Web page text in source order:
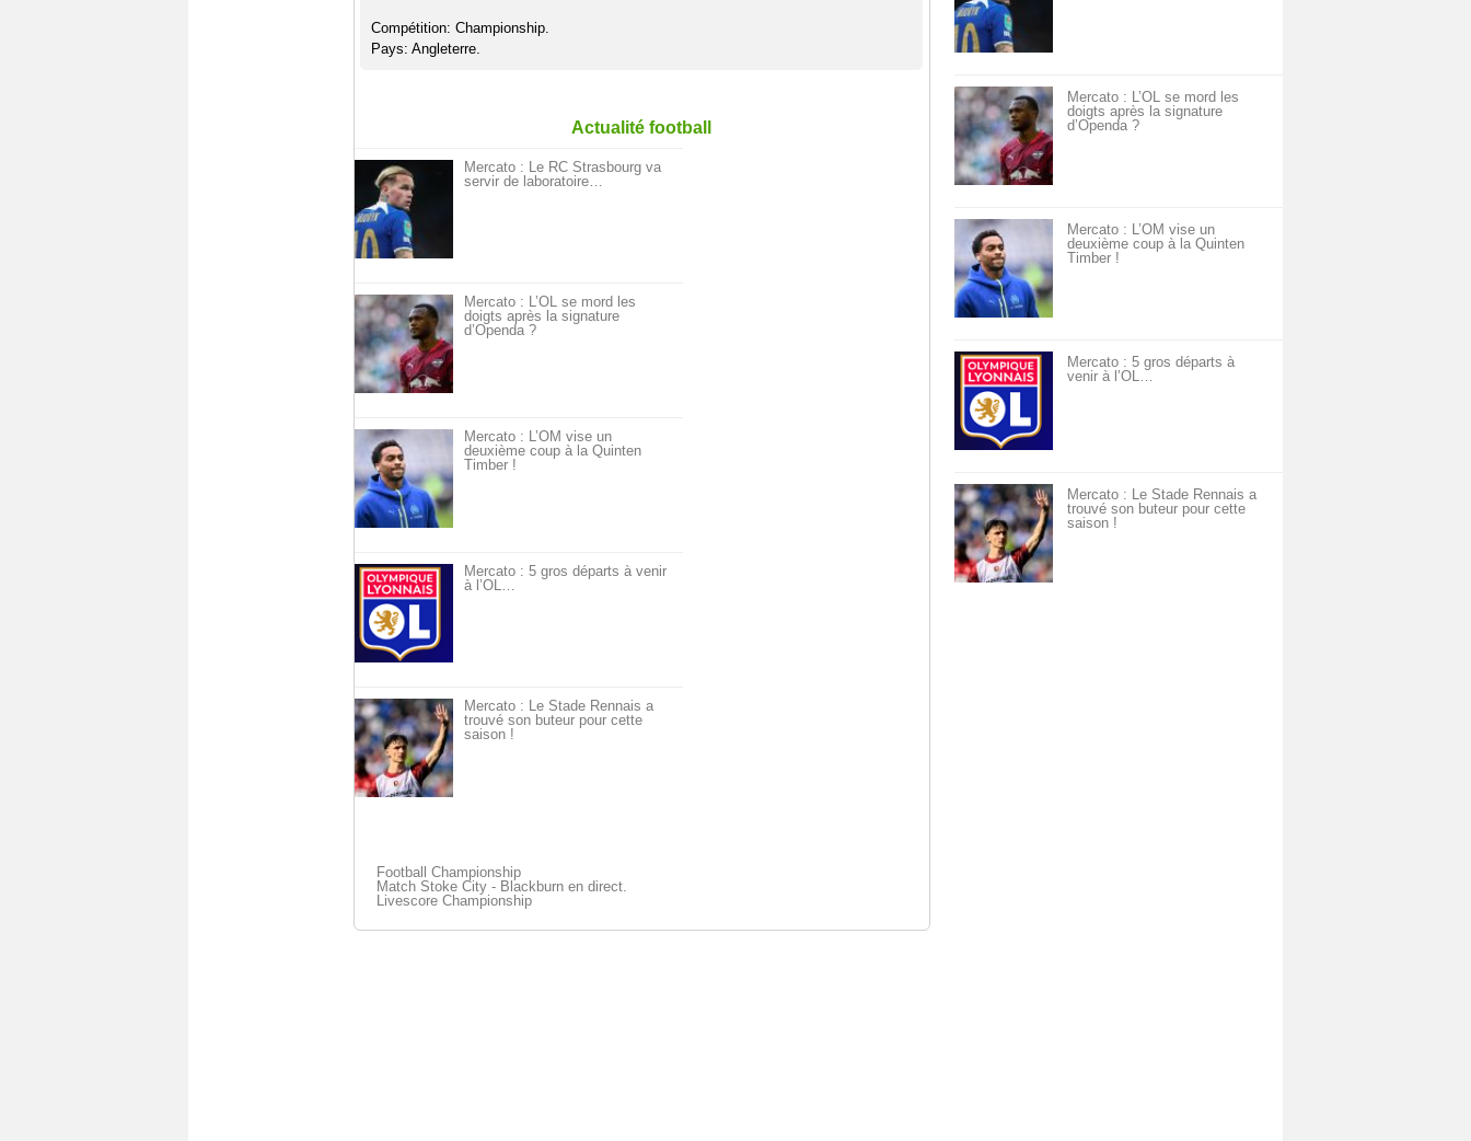
Compétition: Championship.
Pays: Angleterre.
Actualité football
Mercato : Le RC Strasbourg va
servir de laboratoire…
Mercato : L’OL se mord les
doigts après la signature
d’Openda ?
Mercato : L’OM vise un
deuxième coup à la Quinten
Timber !
Mercato : 5 gros départs à venir
à l’OL…
Mercato : Le Stade Rennais a
trouvé son buteur pour cette
saison !
Football Championship
Match Stoke City - Blackburn en direct.
Livescore Championship
Mercato : L’OL se mord les
doigts après la signature
d’Openda ?
Mercato : L’OM vise un
deuxième coup à la Quinten
Timber !
Mercato : 5 gros départs à
venir à l’OL…
Mercato : Le Stade Rennais a
trouvé son buteur pour cette
saison !